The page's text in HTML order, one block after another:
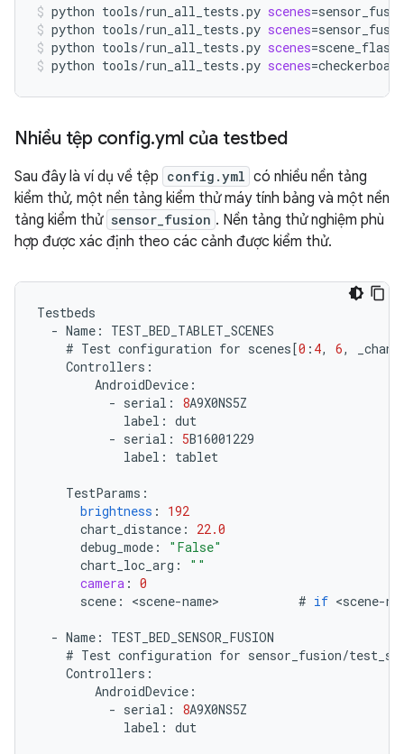
python tools/run_all_tests.py scenes=
python tools/run_all_tests.py scenes=
python tools/run_all_tests.py scenes=
python tools/run_all_tests.py scenes=checkerboard
Nhiều tệp config.yml của testbed
Sau đây là ví dụ về tệp config.yml có nhiều nền tảng
kiểm thử, một nền tảng kiểm thử máy tính bảng và một nền
tảng kiểm thử sensor_fusion . Nền tảng thử nghiệm phù
hợp được xác định theo các cảnh được kiểm thử.
Testbeds
- Name :
TEST_BED_TABLET_SCENES
# Test configuration for scenes[0 : 4, 6,
Controllers :
AndroidDevice :
- serial : 8A9X0NS5Z
label : dut
- serial : 5B16001229
label : tablet
TestParams :
brightness :
192
chart_distance :
22.0
debug_mode :
"False"
chart_loc_arg :
""
camera : 0
scene : <scene-name> # if <scene-
- Name :
TEST_BED_SENSOR_FUSION
# Test configuration for sensor_fusion/
Controllers :
AndroidDevice :
- serial : 8A9X0NS5Z
label : dut